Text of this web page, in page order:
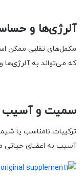
آلرژی‌ها و
مکمل‌های تقلبی ممکن
که می‌تواند به
سمیت و آسیب
ترکیبات نامناسب یا
آسیب به اعضای حیاتی